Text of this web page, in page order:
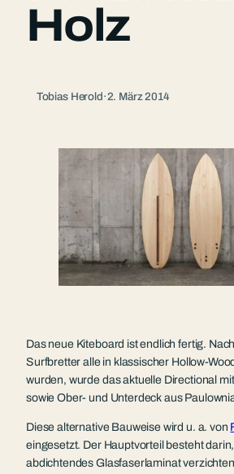
Holz
Tobias Herold·2. März 2014
Das neue Kiteboard ist endlich fertig.
Surfbretter alle in klassischer Hollow-
wurden, wurde das aktuelle Directional
sowie Ober- und Unterdeck aus
Diese alternative Bauweise wird u. a. von
eingesetzt. Der Hauptvorteil besteht
abdichtendes Glasfaserlaminat